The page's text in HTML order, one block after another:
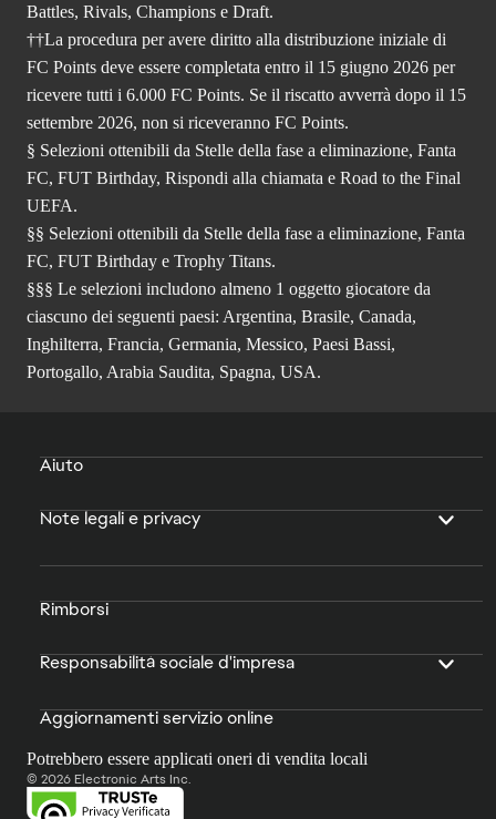
Battles, Rivals, Champions e Draft.
††La procedura per avere diritto alla distribuzione iniziale di
FC Points deve essere completata entro il 15 giugno 2026 per
ricevere tutti i 6.000 FC Points. Se il riscatto avverrà dopo il 15
settembre 2026, non si riceveranno FC Points.
§ Selezioni ottenibili da Stelle della fase a eliminazione, Fanta
FC, FUT Birthday, Rispondi alla chiamata e Road to the Final
UEFA.
§§ Selezioni ottenibili da Stelle della fase a eliminazione, Fanta
FC, FUT Birthday e Trophy Titans.
§§§ Le selezioni includono almeno 1 oggetto giocatore da
ciascuno dei seguenti paesi: Argentina, Brasile, Canada,
Inghilterra, Francia, Germania, Messico, Paesi Bassi,
Portogallo, Arabia Saudita, Spagna, USA.
Aiuto
Note legali e privacy
Rimborsi
Responsabilità sociale d'impresa
Aggiornamenti servizio online
Potrebbero essere applicati oneri di vendita locali
© 2026 Electronic Arts Inc.